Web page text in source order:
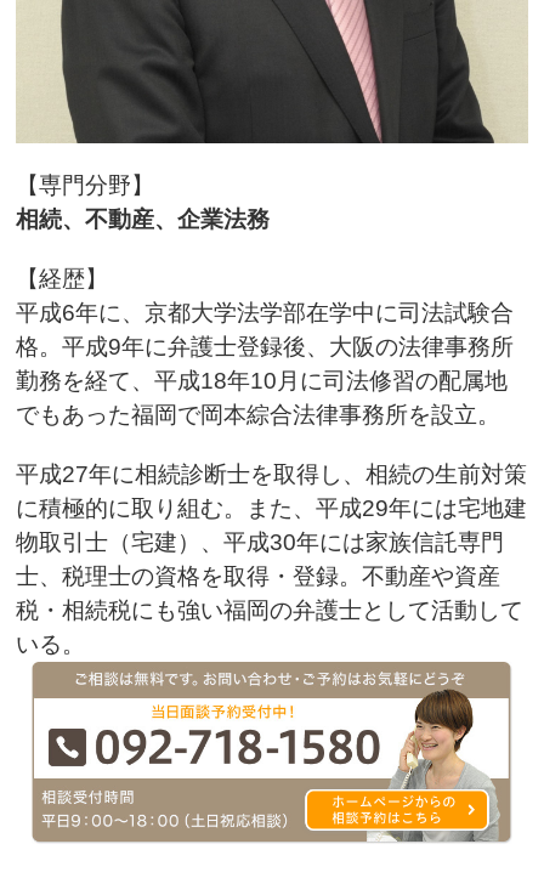
【専門分野】
相続、不動産、企業法務
【経歴】
平成6年に、京都大学法学部在学中に司法試験合
格。平成9年に弁護士登録後、大阪の法律事務所
勤務を経て、平成18年10月に司法修習の配属地
でもあった福岡で岡本綜合法律事務所を設立。
平成27年に相続診断士を取得し、相続の生前対策
に積極的に取り組む。また、平成29年には宅地建
物取引士（宅建）、平成30年には家族信託専門
士、税理士の資格を取得・登録。不動産や資産
税・相続税にも強い福岡の弁護士として活動して
いる。